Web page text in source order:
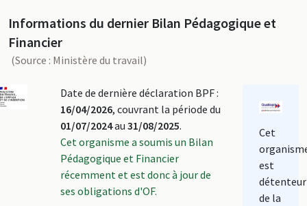
Informations du dernier Bilan Pédagogique et
Financier
(Source : Ministère du travail)
Date de dernière déclaration BPF :
16/04/2026, couvrant la période du
01/07/2024au 31/08/2025.
Cet organisme a soumis un Bilan
Pédagogique et Financier
récemment et est donc à jour de
ses obligations d'OF.
Cet
est
détenteur
de la